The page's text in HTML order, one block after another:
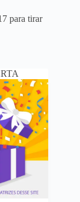
para tirar